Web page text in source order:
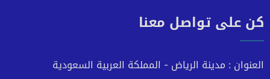
على
على
على
على
انستجرام
كن على تواصل معنا
العنوان : مدينة الرياض - المملكة العربية السعودية